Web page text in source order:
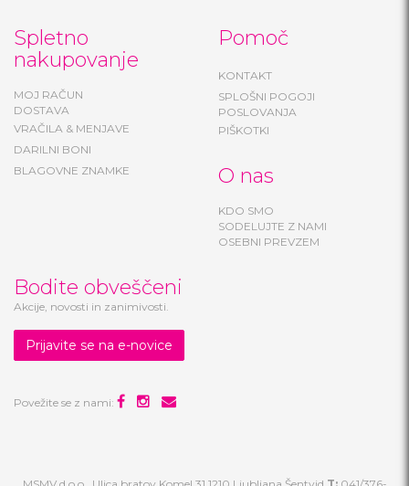
Spletno
nakupovanje
MOJ RAČUN
DOSTAVA
VRAČILA & MENJAVE
DARILNI BONI
BLAGOVNE ZNAMKE
Pomoč
KONTAKT
SPLOŠNI POGOJI
POSLOVANJA
PIŠKOTKI
O nas
KDO SMO
SODELUJTE Z NAMI
OSEBNI PREVZEM
Bodite obveščeni
Akcije, novosti in zanimivosti.
Prijavite se na e-novice
Povežite se z nami: